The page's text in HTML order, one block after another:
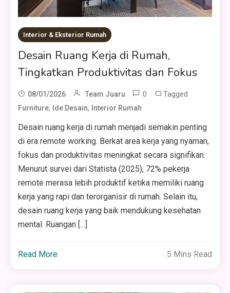
Interior & Eksterior Rumah
Desain Ruang Kerja di Rumah,
Tingkatkan Produktivitas dan Fokus
08/01/2026 Team Juaru 0 Tagged
Furniture, Ide Desain, Interior Rumah
Desain ruang kerja di rumah menjadi semakin penting
di era remote working. Berkat area kerja yang nyaman,
fokus dan produktivitas meningkat secara signifikan.
Menurut survei dari Statista (2025), 72% pekerja
remote merasa lebih produktif ketika memiliki ruang
kerja yang rapi dan terorganisir di rumah. Selain itu,
desain ruang kerja yang baik mendukung kesehatan
mental. Ruangan […]
Read More 5 Mins Read